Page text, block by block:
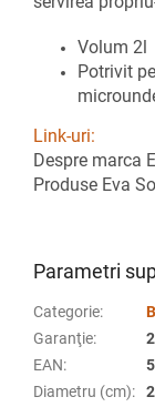
Volum 2l
Potrivit
Link-uri:
Despre marca
Produse Eva
Parametri
Categorie:
Garanţie:
EAN:
Diametru (cm):